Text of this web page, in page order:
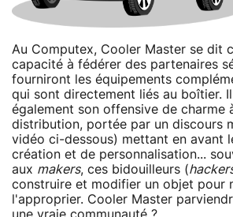
Au Computex, Cooler Master se dit
capacité à fédérer des partenaires
fourniront les équipements
qui sont directement liés au boîtier.
également son offensive de charme
distribution, portée par un discours
vidéo ci-dessous) mettant en avant
création et de personnalisation...
aux makers, ces bidouilleurs (
construire et modifier un objet pour
l'approprier. Cooler Master
une vraie communauté ?